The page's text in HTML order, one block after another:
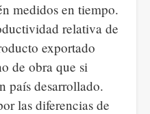
medidos en tiempo.
relativa de
exportado
de obra que si
país desarrollado.
las diferencias de